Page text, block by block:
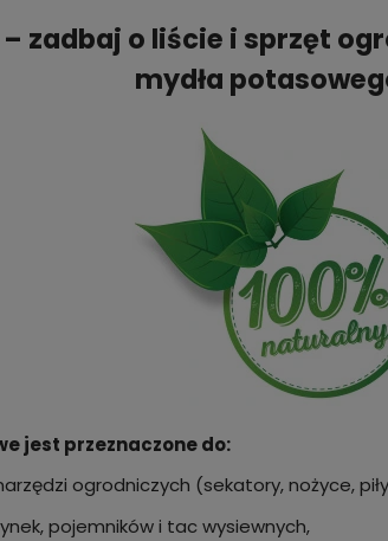
– zadbaj o liście i sprzęt
mydła
jest przeznaczone do:
ogrodniczych (sekatory, nożyce,
pojemników i tac wysiewnych,